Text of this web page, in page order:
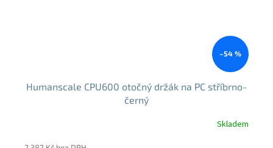
–54 %
Humanscale CPU600 otočný držák na PC stříbrno-
černý
Skladem